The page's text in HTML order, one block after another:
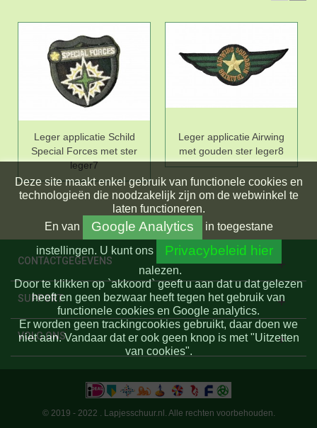
Leger applicatie Schild
Special Forces met ster
leger7
Leger applicatie Airwing
met gouden ster leger8
CONTACTGEGEVENS
SUPPORT
VOLG ONS
Deze site maakt enkel gebruik van functionele cookies en
technologieën die noodzakelijk zijn om de webwinkel te
laten functioneren.
En van Google Analytics
in toegestane
instellingen. U kunt ons Privacybeleid hier
nalezen.
Door te klikken op `akkoord` geeft u aan dat u dat gelezen
heeft en geen bezwaar heeft tegen het gebruik van
functionele cookies en Google analytics.
Er worden geen trackingcookies gebruikt, daar doen we
niet aan. Vandaar dat er ook geen knop is met "Uitzetten
van cookies".
© 2019 - 2022 . Lapjesschuur.nl. Alle rechten voorbehouden.